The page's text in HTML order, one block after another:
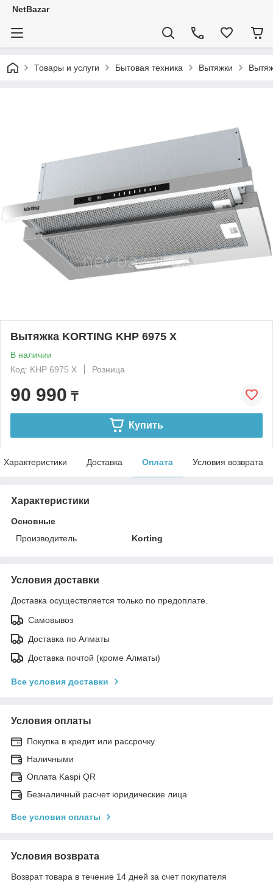
NetBazar
Товары и услуги Бытовая техника Вытяжки
Вытяжка KORTING KHP 6975 X
В наличии
Код: KHP 6975 X
Розница
90 990 ₸
Купить
Характеристики Доставка Оплата Условия возврата
Характеристики
Основные
Производитель
Korting
Условия доставки
Доставка осуществляется только по предоплате.
Самовывоз
Доставка по Алматы
Доставка почтой (кроме Алматы)
Все условия доставки
Условия оплаты
Покупка в кредит или рассрочку
Наличными
Оплата Kaspi QR
Безналичный расчет юридические лица
Все условия оплаты
Условия возврата
Возврат товара в течение 14 дней за счет покупателя